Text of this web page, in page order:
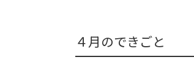
４月のできごと